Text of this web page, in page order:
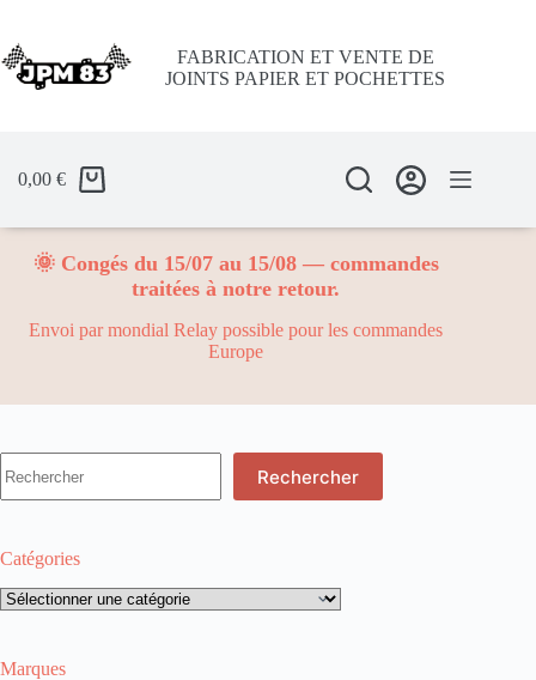
contenu
FABRICATION ET VENTE DE
JOINTS PAPIER ET POCHETTES
0,00 €
🌞 Congés du 15/07 au 15/08 — commandes
traitées à notre retour.
Envoi par mondial Relay possible pour les commandes
Europe
Rechercher
résultat
Catégories
Catégories
Marques